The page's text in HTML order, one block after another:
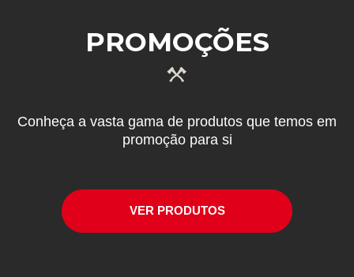
PROMOÇÕES
Conheça a vasta gama de produtos que temos em
promoção para si
VER PRODUTOS